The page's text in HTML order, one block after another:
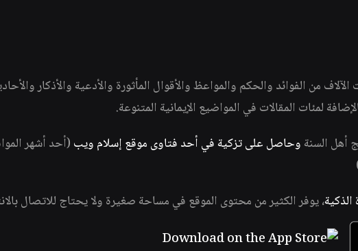
من الفوائد والحكم والمواعظ والأقوال المأثورة والأدعية والأذكار
لمئات المقالات في المواضيع الإيمانية المتنوعة.
أهل السنة وحاصل على تزكية في أحد فتاوى موقع إسلام ويب (أحد أشهر
، يوفر الكثير من محتوى الموقع في مساحة صغيرة ولا يحتاج للاتصال